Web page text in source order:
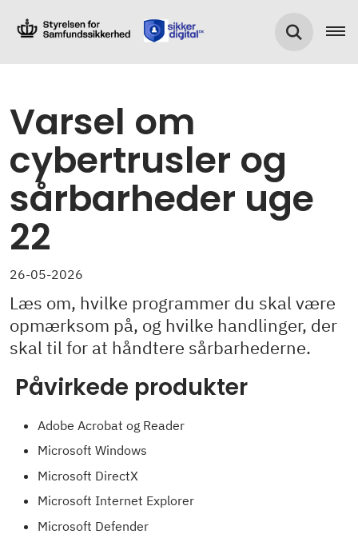
Varsel om
cybertrusler og
sårbarheder uge
22
26-05-2026
Læs om, hvilke programmer du skal være
opmærksom på, og hvilke handlinger, der
skal til for at håndtere sårbarhederne.
Påvirkede produkter
Adobe Acrobat og Reader
Microsoft Windows
Microsoft DirectX
Microsoft Internet Explorer
Microsoft Defender